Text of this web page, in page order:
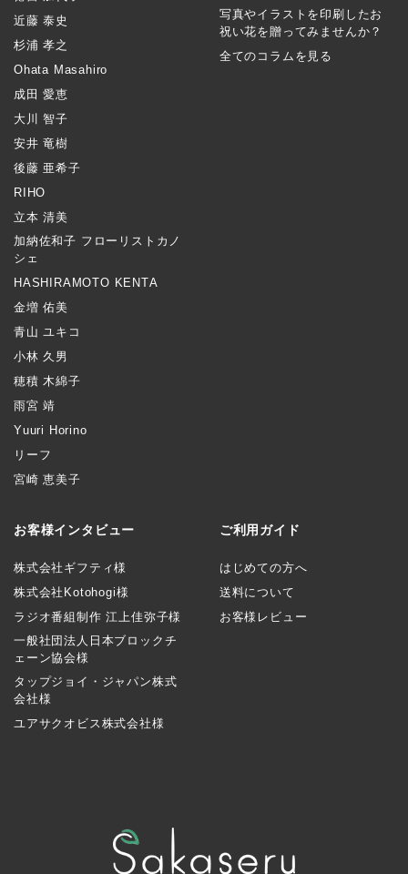
近藤 泰史
杉浦 孝之
Ohata Masahiro
成田 愛恵
大川 智子
安井 竜樹
後藤 亜希子
RIHO
立本 清美
加納佐和子 フローリストカノ
シェ
HASHIRAMOTO KENTA
金増 佑美
青山 ユキコ
小林 久男
穂積 木綿子
雨宮 靖
Yuuri Horino
リーフ
宮崎 恵美子
写真やイラストを印刷したお
祝い花を贈ってみませんか？
全てのコラムを見る
お客様インタビュー
株式会社ギフティ様
株式会社Kotohogi様
ラジオ番組制作 江上佳弥子様
一般社団法人日本ブロックチ
ェーン協会様
タップジョイ・ジャパン株式
会社様
ユアサクオビス株式会社様
ご利用ガイド
はじめての方へ
送料について
お客様レビュー